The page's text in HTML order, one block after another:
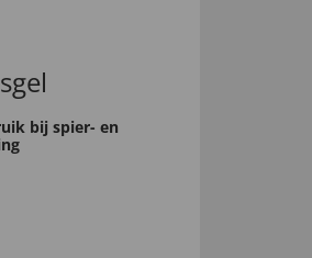
bij spier- en